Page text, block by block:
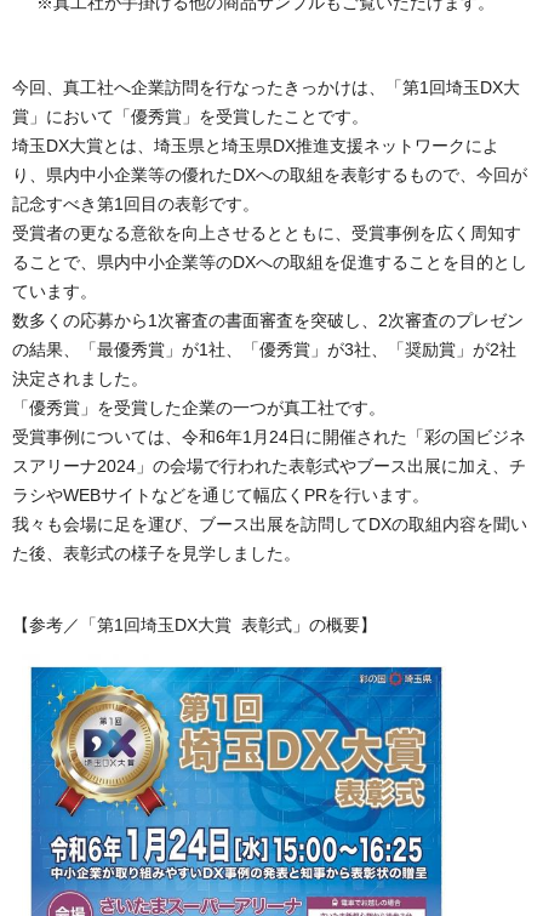
今回、真工社へ企業訪問を行なったきっかけは、「第1回埼玉DX大
賞」において「優秀賞」を受賞したことです。
埼玉DX大賞とは、埼玉県と埼玉県DX推進支援ネットワークによ
り、県内中小企業等の優れたDXへの取組を表彰するもので、今回が
記念すべき第1回目の表彰です。
受賞者の更なる意欲を向上させるとともに、受賞事例を広く周知す
ることで、県内中小企業等のDXへの取組を促進することを目的とし
ています。
数多くの応募から1次審査の書面審査を突破し、2次審査のプレゼン
の結果、「最優秀賞」が1社、「優秀賞」が3社、「奨励賞」が2社
決定されました。
「優秀賞」を受賞した企業の一つが真工社です。
受賞事例については、令和6年1月24日に開催された「彩の国ビジネ
スアリーナ2024」の会場で行われた表彰式やブース出展に加え、チ
ラシやWEBサイトなどを通じて幅広くPRを行います。
我々も会場に足を運び、ブース出展を訪問してDXの取組内容を聞い
た後、表彰式の様子を見学しました。
【参考／「第1回埼玉DX大賞 表彰式」の概要】